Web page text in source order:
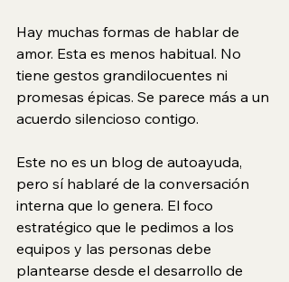
Hay muchas formas de hablar de
amor. Esta es menos habitual. No
tiene gestos grandilocuentes ni
promesas épicas. Se parece más a un
acuerdo silencioso contigo.
Este no es un blog de autoayuda,
pero sí hablaré de la conversación
interna que lo genera. El foco
estratégico que le pedimos a los
equipos y las personas debe
plantearse desde el desarrollo de